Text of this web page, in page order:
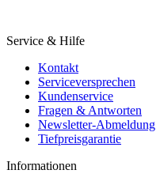
Service & Hilfe
Kontakt
Serviceversprechen
Kundenservice
Fragen & Antworten
Newsletter-Abmeldung
Tiefpreisgarantie
Informationen